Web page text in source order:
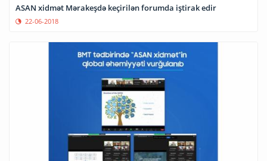
ASAN xidmət Mərakeşdə keçirilən forumda iştirak edir
22-06-2018